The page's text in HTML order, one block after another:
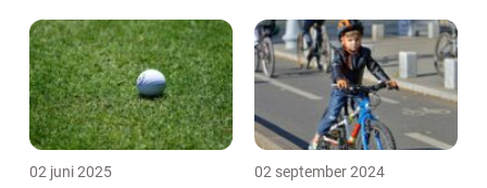
02 juni 2025 02 september 2024